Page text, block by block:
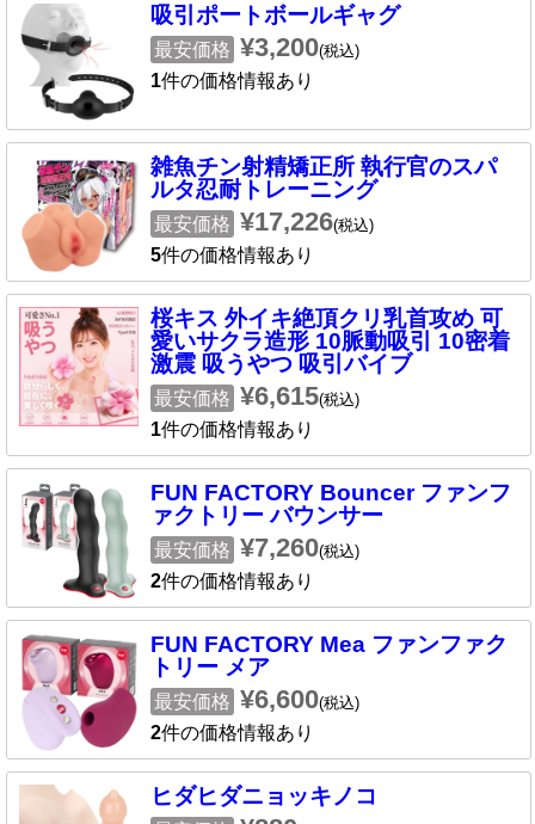
吸引ポートボールギャグ
最安価格 ¥3,200(税込)
1件の価格情報あり
雑魚チン射精矯正所 執行官のスパ
ルタ忍耐トレーニング
最安価格 ¥17,226(税込)
5件の価格情報あり
桜キス 外イキ絶頂クリ乳首攻め 可
愛いサクラ造形 10脈動吸引 10密着
激震 吸うやつ 吸引バイブ
最安価格 ¥6,615(税込)
1件の価格情報あり
FUN FACTORY Bouncer ファンフ
ァクトリー バウンサー
最安価格 ¥7,260(税込)
2件の価格情報あり
FUN FACTORY Mea ファンファク
トリー メア
最安価格 ¥6,600(税込)
2件の価格情報あり
ヒダヒダニョッキノコ